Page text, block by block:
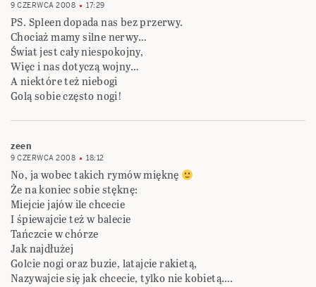
9 CZERWCA 2008
17:29
PS. Spleen dopada nas bez przerwy.
Chociaż mamy silne nerwy…
Świat jest cały niespokojny,
Więc i nas dotyczą wojny…
A niektóre też niebogi
Golą sobie często nogi!
zeen
9 CZERWCA 2008 18:12
No, ja wobec takich rymów mięknę
Że na koniec sobie stęknę:
Miejcie jajów ile chcecie
I śpiewajcie też w balecie
Tańczcie w chórze
Jak najdłużej
Golcie nogi oraz buzie, latajcie rakietą,
Nazywajcie się jak chcecie, tylko nie kobietą….